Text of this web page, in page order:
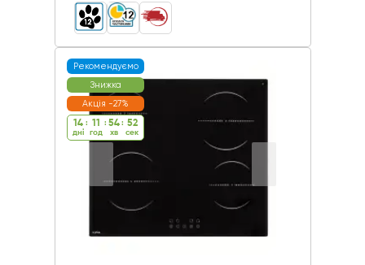
Рекомендуємо
Знижка
Акція -27%
14
дні
: 11
год
: 54
хв
: 51
cек